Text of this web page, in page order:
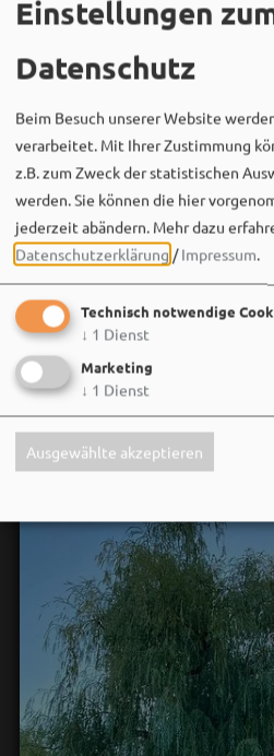
Bergwaldtheater
06. August um 18:08 via
Sei wie Luisa & Chiara!
neuen Ohrwurm. 🎤✨
der im Kopf bleibt. 🌿🎵
Wir sehen uns…
Einstellungen
Datenschutz
Beim Besuch unserer Website
verarbeitet. Mit Ihrer Zustimmung
z.B. zum Zweck der statistischen
werden. Sie können die hier
jederzeit abändern. Mehr dazu
Datenschutzerklärung /Impressum.
Technisch notwendige
↓ 1 Dienst
Marketing
↓ 1 Dienst
Ausgewählte akzeptieren